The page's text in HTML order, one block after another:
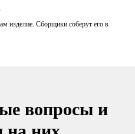
изделие. Сборщики соберут его в
вопросы и